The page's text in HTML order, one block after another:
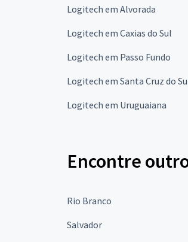
Logitech em Alvorada
Logitech em Caxias do Sul
Logitech em Passo Fundo
Logitech em Santa Cruz do
Logitech em Uruguaiana
Encontre
Rio Branco
Salvador